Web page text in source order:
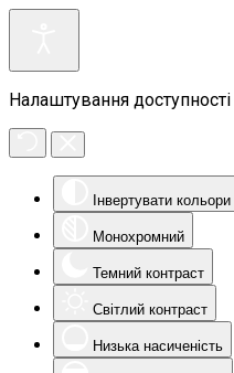
Налаштування доступності
Інвертувати кольори
Монохромний
Темний контраст
Світлий контраст
Низька насиченість